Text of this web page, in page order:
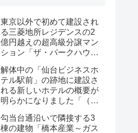
東京以外で初めて建設され
る三菱地所レジデンスの2
億円越えの超高級分譲マン
ション「ザ・パークハウス
上がってきました・2026 年
8月
解体中の「仙台ビジネスホ
テル駅前」の跡地に建設さ
れる新しいホテルの概要が
明らかになりました「（仮
築工事」・2026年7月
勾当台通沿いで隣接する3
棟の建物「橋本産業～ガス